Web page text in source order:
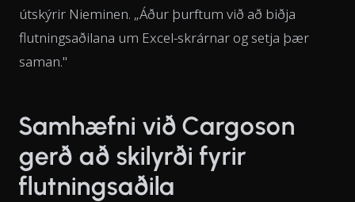
útskýrir Nieminen. „Áður þurftum við að biðja
flutningsaðilana um Excel-skrárnar og setja þær
saman."
Samhæfni við Cargoson
gerð að skilyrði fyrir
flutningsaðila